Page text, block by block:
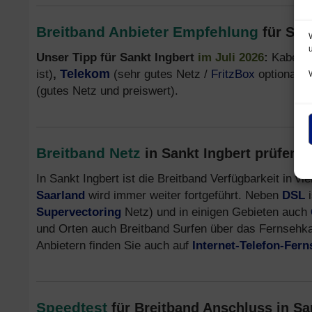
Breitband Anbieter Empfehlung für
Unser Tipp für Sankt Ingbert im Juli 2026: Kabel
ist), Telekom (sehr gutes Netz / FritzBox optional),
(gutes Netz und preiswert).
Breitband Netz in Sankt Ingbert prüfen
In Sankt Ingbert ist die Breitband Verfügbarkeit in
Saarland wird immer weiter fortgeführt. Neben DSL
Supervectoring Netz) und in einigen Gebieten auch
und Orten auch Breitband Surfen über das
Anbietern finden Sie auch auf Internet-Telefon-
Speedtest für Breitband Anschluss in